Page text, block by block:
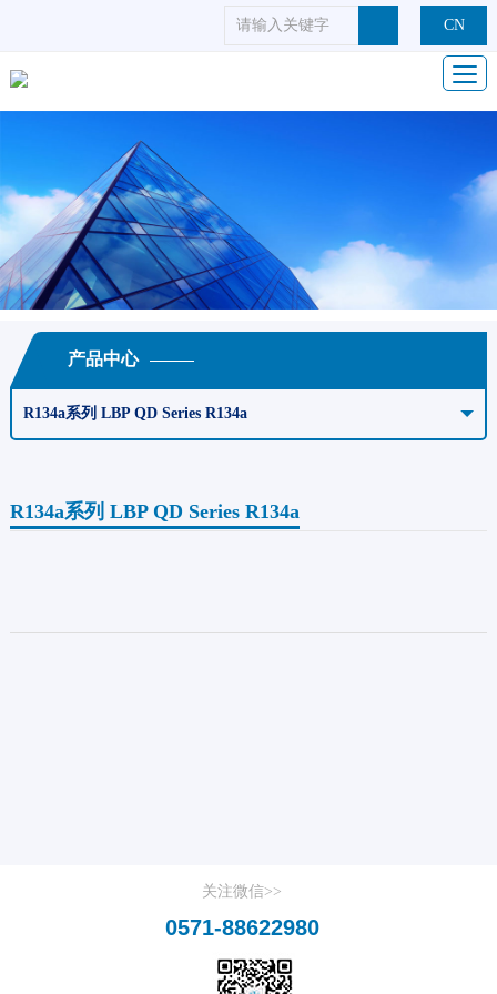
CN
产品中心
R134a系列 LBP QD Series R134a
R134a系列 LBP QD Series R134a
关注微信>>
0571-88622980